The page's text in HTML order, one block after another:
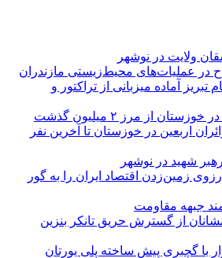
ولایت در نوشهر
تبریز آماده میزبانی از تراکتور و
از مرز ۲ میلیون گذشت
اربعین در خوزستان تا آخرین نفر
شهید در نوشهر
زمین‌زدن اقتصاد ایران را به گور
جبهه مقاومت
از گسترش حریق تانکر بنزین
با گچبری پیش ساخته پلی یورتان